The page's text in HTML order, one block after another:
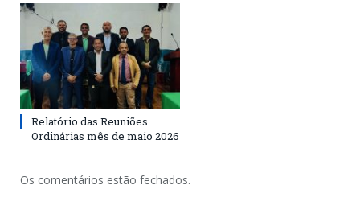
Relatório das Reuniões
Ordinárias mês de maio 2026
Os comentários estão fechados.